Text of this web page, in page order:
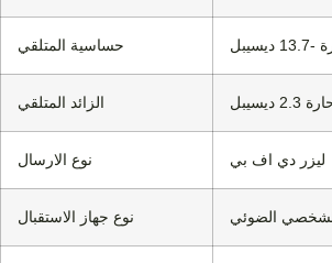
حساسية المتلقي
الزائد المتلقي ديسيبل
نوع الارسال ليزر دي اف بي
نوع جهاز الاستقبال الضوئي